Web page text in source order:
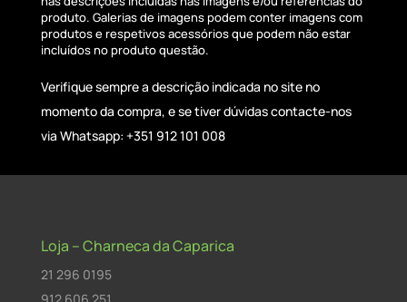
produto. Galerias de imagens podem conter imagens com
produtos e respetivos acessórios que podem não estar
incluídos no produto questão.
Verifique sempre a descrição indicada no site no
momento da compra, e se tiver dúvidas contacte-nos
via Whatsapp: +351 912 101 008
Loja – Charneca da Caparica
21 296 0195